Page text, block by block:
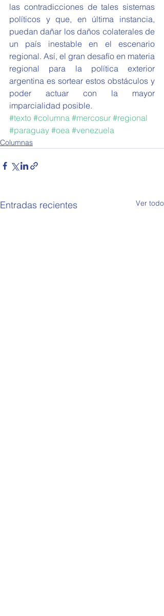
las contradicciones de tales sistemas
políticos y que, en última instancia,
puedan dañar los daños colaterales de
un país inestable en el escenario
regional. Así, el gran desafío en materia
regional para la política exterior
argentina es sortear estos obstáculos y
poder actuar con la mayor
imparcialidad posible.
#texto #columna #mercosur #regional
#paraguay #oea #venezuela
Columnas
Entradas recientes Ver todo